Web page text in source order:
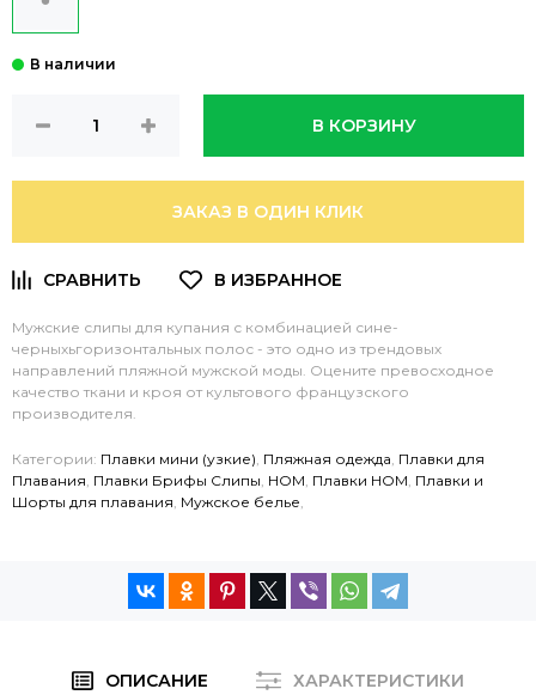
В КОРЗИНУ
ЗАКАЗ В ОДИН КЛИК
Мужские слипы для купания с комбинацией сине-
черныхьгоризонтальных полос - это одно из трендовых
направлений пляжной мужской моды. Оцените превосходное
качество ткани и кроя от культового французского
производителя.
Категории: Плавки мини (узкие), Пляжная одежда, Плавки для
Плавания, Плавки Брифы Слипы, HOM, Плавки HOM, Плавки и
Шорты для плавания, Мужское белье,
ОПИСАНИЕ ХАРАКТЕРИСТИКИ